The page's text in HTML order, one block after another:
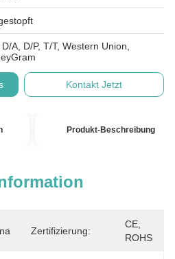
A, D/P, T/T, Western Union,
Kontakt Jetzt
Produkt-Beschreibung
Zertifizierung:
CE,
ROHS